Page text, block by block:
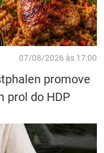
07/08/2026 às 17:00
promove
prol do HDP